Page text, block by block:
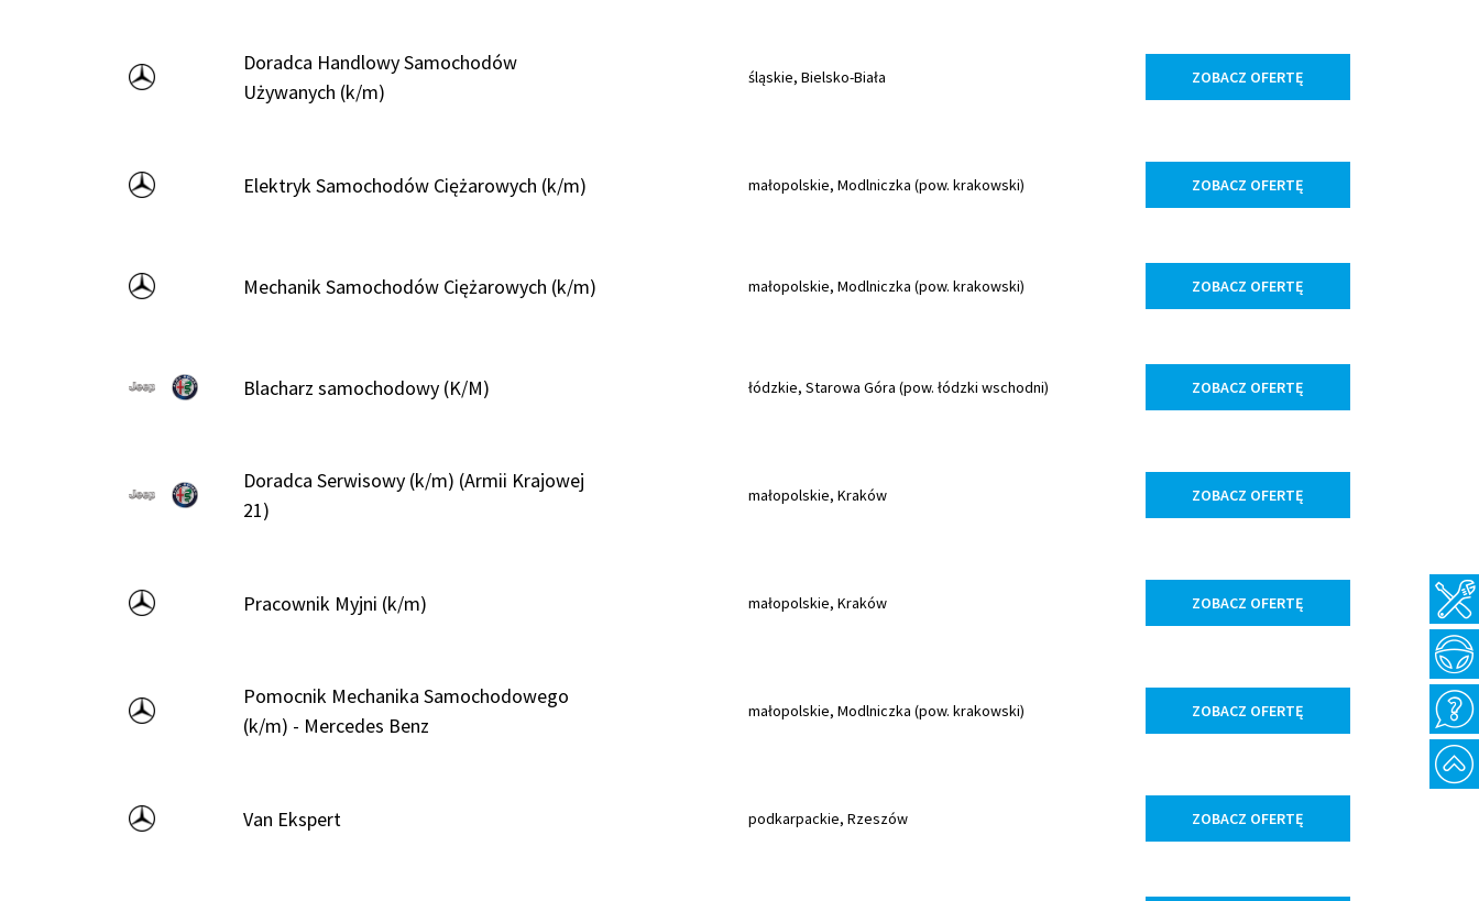
Doradca Handlowy Samochodów
Używanych (k/m)
śląskie, Bielsko-Biała ZOBACZ OFERTĘ
Elektryk Samochodów Ciężarowych (k/m) małopolskie, Modlniczka (pow. krakowski) ZOBACZ OFERTĘ
Mechanik Samochodów Ciężarowych (k/m) małopolskie, Modlniczka (pow. krakowski) ZOBACZ OFERTĘ
Blacharz samochodowy (K/M) łódzkie, Starowa Góra (pow. łódzki wschodni) ZOBACZ OFERTĘ
Doradca Serwisowy (k/m) (Armii Krajowej
21)
małopolskie, Kraków ZOBACZ OFERTĘ
Pracownik Myjni (k/m) małopolskie, Kraków ZOBACZ OFERTĘ
Pomocnik Mechanika Samochodowego
(k/m) - Mercedes Benz
małopolskie, Modlniczka (pow. krakowski) ZOBACZ OFERTĘ
Van Ekspert podkarpackie, Rzeszów ZOBACZ OFERTĘ